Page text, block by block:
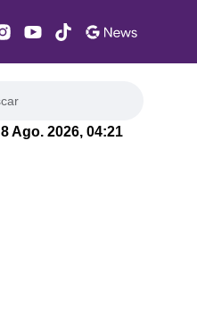
8 Ago. 2026, 04:21